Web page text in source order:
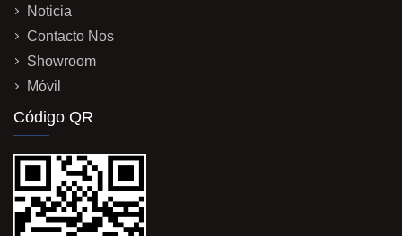
Noticia
Contacto Nos
Showroom
Móvil
Código QR